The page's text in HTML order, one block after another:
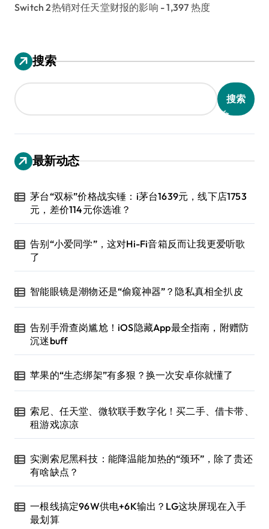
Switch 2热销对任天堂财报的影响 - 1,397 热度
搜索
搜索
最新动态
茅台“双标”价格战实锤：i茅台1639元，线下店1753
元，差价114元你选谁？
告别“小爱同学”，这对Hi-Fi音箱反而让我更爱听歌
了
智能眼镜是潮物还是“偷窥神器”？隐私真相全扒皮
告别手滑查岗尴尬！iOS隐藏App最全指南，附赠防
沉迷buff
苹果的“生态绑架”有多狠？换一次安卓你就懂了
索尼、任天堂、微软联手数字化！买二手、借卡带、
租游戏凉凉
实测索尼黑科技：能降温能加热的“颈环”，除了贵还
有啥缺点？
一根线搞定96W供电+6K输出？LG这块屏现在入手
最划算